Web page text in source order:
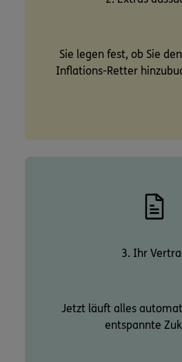
Sie legen fest, ob Sie
Inflations-Retter
3. Ihr
Jetzt läuft alles
entspannte